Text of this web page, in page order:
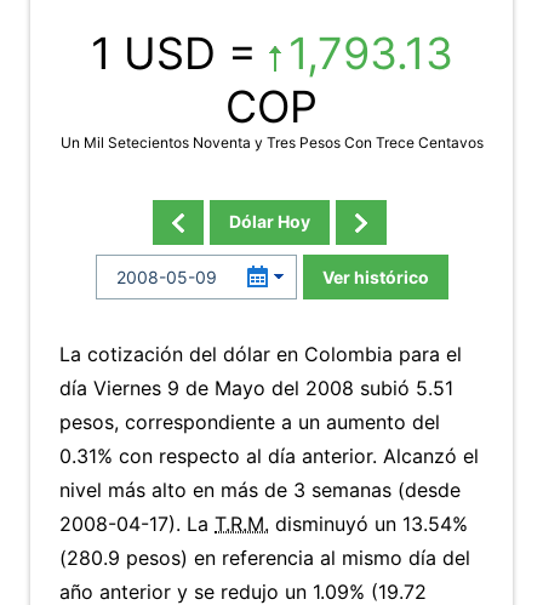
1 USD =
1,793.13
COP
Un Mil Setecientos Noventa y Tres Pesos Con Trece Centavos
Dólar Hoy
Ver histórico
La cotización del dólar en Colombia para el
día Viernes 9 de Mayo del 2008 subió 5.51
pesos, correspondiente a un aumento del
0.31% con respecto al día anterior. Alcanzó el
nivel más alto en más de 3 semanas (desde
2008-04-17). La T.R.M. disminuyó un 13.54%
(280.9 pesos) en referencia al mismo día del
año anterior y se redujo un 1.09% (19.72